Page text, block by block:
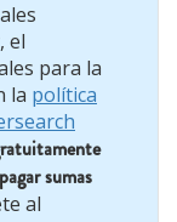
el
para la
la política
sumas
al